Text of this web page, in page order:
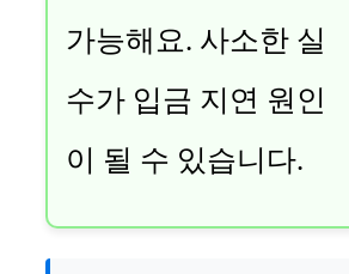
가능해요. 사소한 실
수가 입금 지연 원인
이 될 수 있습니다.